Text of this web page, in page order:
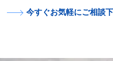
今すぐお気軽にご相談